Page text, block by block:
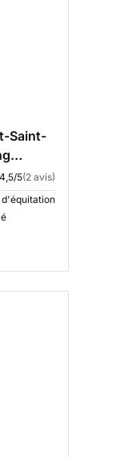
Saint-
4,5/5(2 avis)
d'équitation